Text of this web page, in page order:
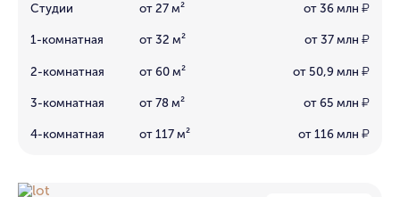
Студии от 27 м² от 36 млн ₽
1-комнатная от 32 м² от 37 млн ₽
2-комнатная от 60 м² от 50,9 млн ₽
3-комнатная от 78 м² от 65 млн ₽
4-комнатная от 117 м² от 116 млн ₽